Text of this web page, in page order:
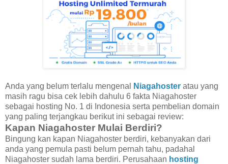
Anda yang belum terlalu mengenal Niagahoster atau yang
masih ragu bisa cek lebih dahulu 6 fakta Niagahoster
sebagai hosting No. 1 di Indonesia serta pembelian domain
yang paling terjangkau berikut ini sebagai review:
Kapan Niagahoster Mulai Berdiri?
Bingung kan kapan Niagahoster berdiri, kebanyakan dari
anda yang pemula pasti belum pernah tahu, padahal
Niagahoster sudah lama berdiri. Perusahaan hosting